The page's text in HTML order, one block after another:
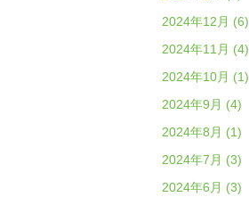
2024年12月 (6)
2024年11月 (4)
2024年10月 (1)
2024年9月 (4)
2024年8月 (1)
2024年7月 (3)
2024年6月 (3)